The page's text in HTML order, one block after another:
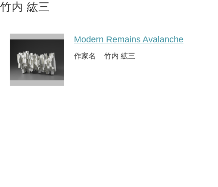
竹内 紘三
Modern Remains Avalanche
作家名 竹内 絋三